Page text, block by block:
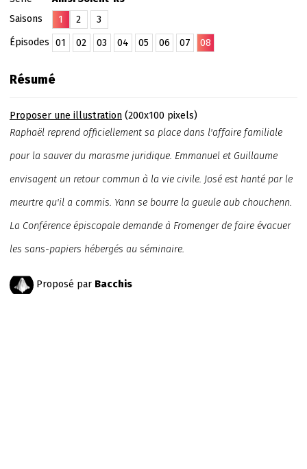
Saisons
1 2
3
Épisodes
01 02 03 04 05 06 07 08
Résumé
Proposer une illustration(200x100 pixels)
Raphaël reprend officiellement sa place dans l'affaire familiale
pour la sauver du marasme juridique. Emmanuel et Guillaume
envisagent un retour commun à la vie civile. José est hanté par le
meurtre qu'il a commis. Yann se bourre la gueule aub chouchenn.
La Conférence épiscopale demande à Fromenger de faire évacuer
les sans-papiers hébergés au séminaire.
Proposé par Bacchis